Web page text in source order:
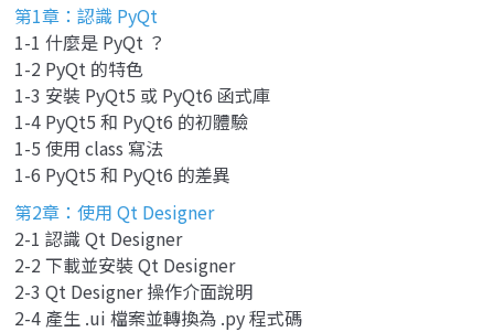
第1章：認識 PyQt
1-1 什麼是 PyQt ？
1-2 PyQt 的特色
1-3 安裝 PyQt5 或 PyQt6 函式庫
1-4 PyQt5 和 PyQt6 的初體驗
1-5 使用 class 寫法
1-6 PyQt5 和 PyQt6 的差異
第2章：使用 Qt Designer
2-1 認識 Qt Designer
2-2 下載並安裝 Qt Designer
2-3 Qt Designer 操作介面說明
2-4 產生 .ui 檔案並轉換為 .py 程式碼